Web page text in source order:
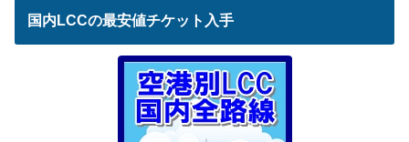
国内LCCの最安値チケット入手